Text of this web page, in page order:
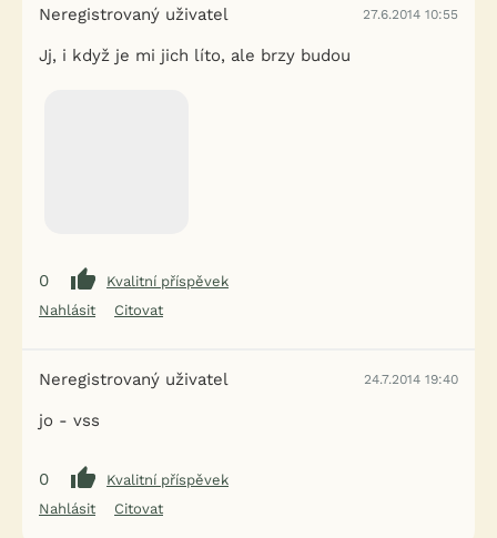
Neregistrovaný uživatel 27.6.2014 10:55
Jj, i když je mi jich líto, ale brzy budou
0
Kvalitní příspěvek
Nahlásit
Citovat
Neregistrovaný uživatel 24.7.2014 19:40
jo - vss
0
Kvalitní příspěvek
Nahlásit
Citovat